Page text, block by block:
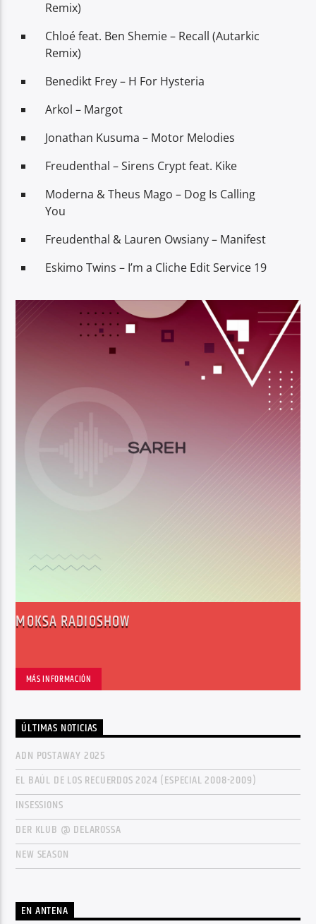
Remix)
Chloé feat. Ben Shemie – Recall (Autarkic
Remix)
Benedikt Frey – H For Hysteria
Arkol – Margot
Jonathan Kusuma – Motor Melodies
Freudenthal – Sirens Crypt feat. Kike
Moderna & Theus Mago – Dog Is Calling
You
Freudenthal & Lauren Owsiany – Manifest
Eskimo Twins – I’m a Cliche Edit Service 19
MOKSA RADIOSHOW
MÁS INFORMACIÓN
ÚLTIMAS NOTICIAS
ADN POSTAWAY 2025
EL BAÚL DE LOS RECUERDOS 2024 (ESPECIAL 2008-2009)
INSESSIONS
DER KLUB @ DELAROSSA
NEW SEASON
EN ANTENA